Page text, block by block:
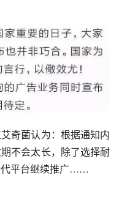
奇菌认为：根据通知内
不会太长，除了选择耐
代平台继续推广……